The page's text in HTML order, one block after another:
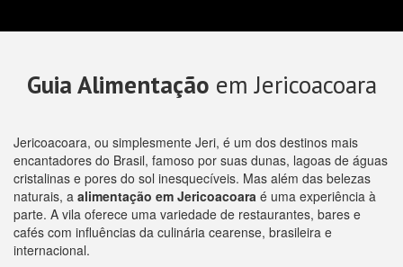
Guia Alimentação em Jericoacoara
Jericoacoara, ou simplesmente Jeri, é um dos destinos mais
encantadores do Brasil, famoso por suas dunas, lagoas de águas
cristalinas e pores do sol inesquecíveis. Mas além das belezas
naturais, a alimentação em Jericoacoara é uma experiência à
parte. A vila oferece uma variedade de restaurantes, bares e
cafés com influências da culinária cearense, brasileira e
internacional.